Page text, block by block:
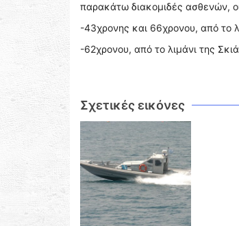
παρακάτω διακομιδές ασθενών,
-43χρονης και 66χρονου, από το
-62χρονου, από το λιμάνι της
Σχετικές εικόνες